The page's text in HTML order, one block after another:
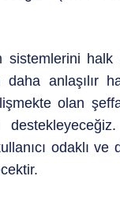
sistemlerini
anlaşılır
olan
odaklı ve